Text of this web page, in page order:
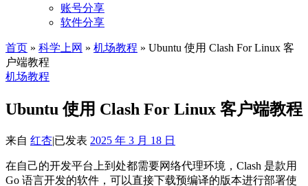
账号分享
软件分享
首页 » 科学上网 » 机场教程 » Ubuntu 使用 Clash For Linux 客
户端教程
机场教程
Ubuntu 使用 Clash For Linux 客户端教程
来自 红杏|已发表 2025 年 3 月 18 日
在自己的开发平台上到处都需要网络代理环境，Clash 是款用
Go 语言开发的软件，可以直接下载预编译的版本进行部署使